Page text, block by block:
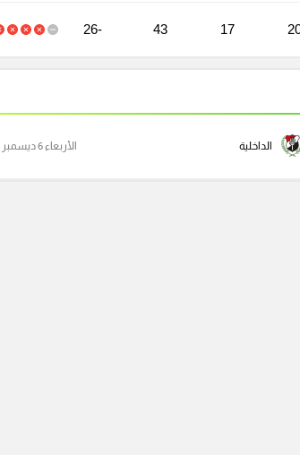
17
43
-26
الداخلية الأربعاء 6 ديسمبر 2023